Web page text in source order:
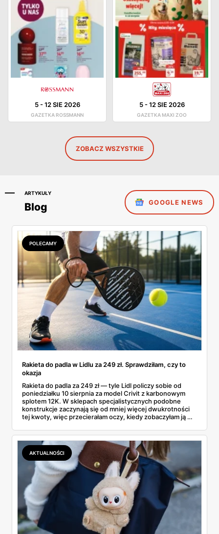
5-12 SIE 2026
GAZETKA ROSSMANN
5-12 SIE 2026
GAZETKA MAXI ZOO
ZOBACZ WSZYSTKIE
ARTYKUŁY
Blog GOOGLE NEWS
POLECAMY
Rakieta do padla w Lidlu za 249 zł. Sprawdziłam, czy to
okazja
Rakieta do padla za 249 zł — tyle Lidl policzy sobie od
poniedziałku 10 sierpnia za model Crivit z karbonowym
splotem 12K. W sklepach specjalistycznych podobne
konstrukcje zaczynają się od mniej więcej dwukrotności
tej kwoty, więc przecierałam oczy, kiedy zobaczyłam ją w
najszybciej rosnący sport w Polsce: kortów przybywa
lawinowo, a chętnych jeszcze szybciej. Sprawdziłam, co
dokładnie dostajemy za te pieniądze i komu taka rakieta
faktycznie wystarczy.
AKTUALNOŚCI